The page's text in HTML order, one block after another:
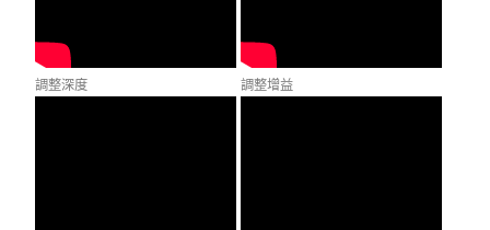
調整深度 調整增益